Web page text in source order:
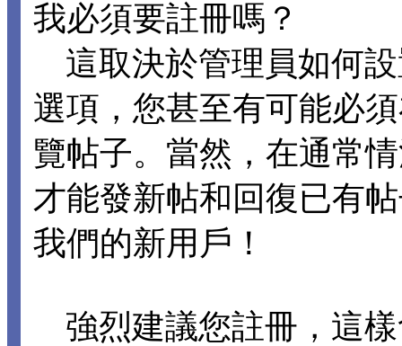
我必須要註冊嗎？
這取決於管理員如何設
選項，您甚至有可能必
覽帖子。當然，在通常
才能發新帖和回復已有
我們的新用戶！
強烈建議您註冊，這